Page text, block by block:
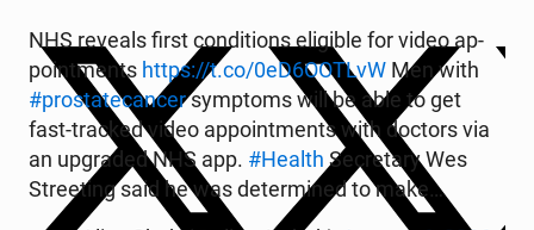
NHS reveals first con­di­tions eli­gi­ble for video ap­
po­int­ments https://t.co/0eD6OOTLvW Men with
#pro­sta­te­can­cersymp­toms will be able to get
fast-tracked video ap­po­int­ments with doctors via
an upgra­ded NHS app. #Health Se­cre­ta­ry Wes
Stre­eting said he was de­ter­mi­ned to make…